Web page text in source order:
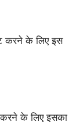
करने के लिए इस
के लिए इसका